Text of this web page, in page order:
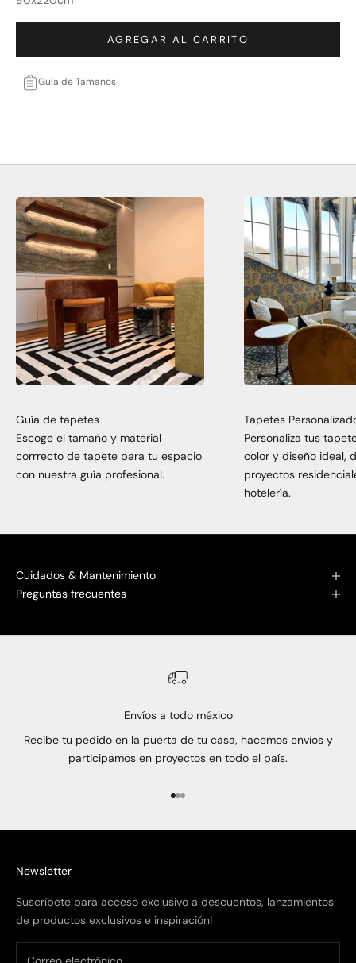
AGREGAR AL CARRITO
Guía de Tamaños
Guía de tapetes
Escoge el tamaño y material
corrrecto de tapete para tu espacio
con nuestra guía profesional.
Tapetes
Personaliza tus
color y diseño ideal,
proyectos
hotelería.
Cuidados & Mantenimiento
Preguntas frecuentes
Envíos a todo méxico
Recibe tu pedido en la puerta de tu casa, hacemos envíos y
participamos en proyectos en todo el país.
Ir al artículo 1
Ir al artículo 2
Ir al artículo 3
Newsletter
Suscríbete para acceso exclusivo a descuentos, lanzamientos
de productos exclusivos e inspiración!